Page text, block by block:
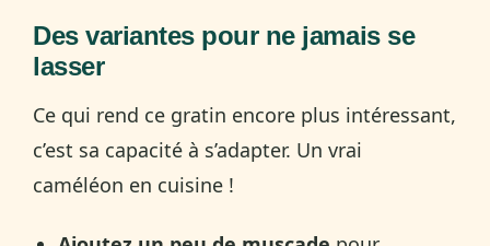
Des variantes pour ne jamais se
lasser
Ce qui rend ce gratin encore plus intéressant,
c’est sa capacité à s’adapter. Un vrai
caméléon en cuisine !